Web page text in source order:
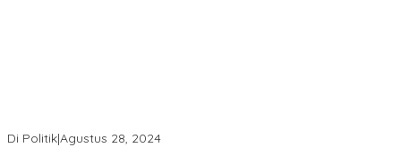
Di Politik|Agustus 28, 2024